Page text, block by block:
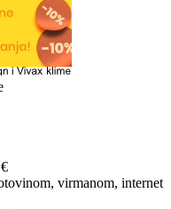
virmanom, internet